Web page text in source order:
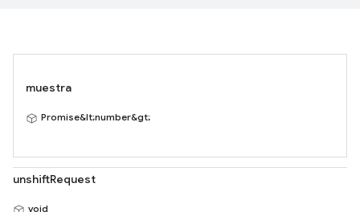
muestra
Promise&lt;number&gt;
unshiftRequest
void